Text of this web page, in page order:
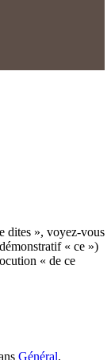
dites », voyez-vous
« ce »)
« de ce
Général.